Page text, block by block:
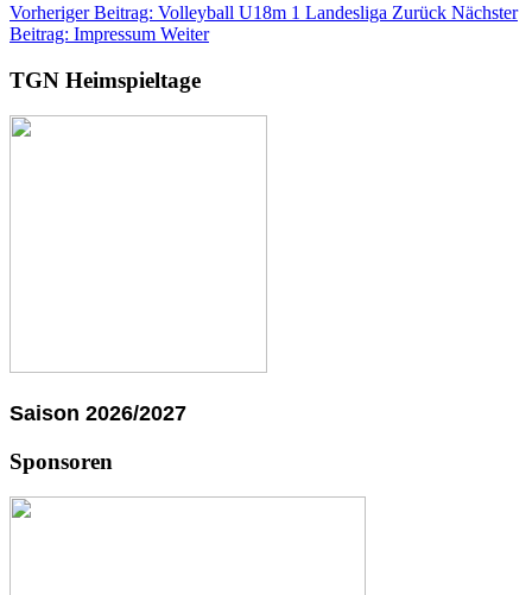
Vorheriger Beitrag: Volleyball U18m 1 Landesliga Zurück Nächster
Beitrag: Impressum Weiter
TGN Heimspieltage
Saison 2026/2027
Sponsoren